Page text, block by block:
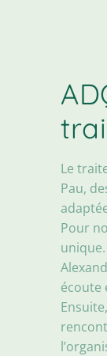
Le
Pau,
Pour
écoute